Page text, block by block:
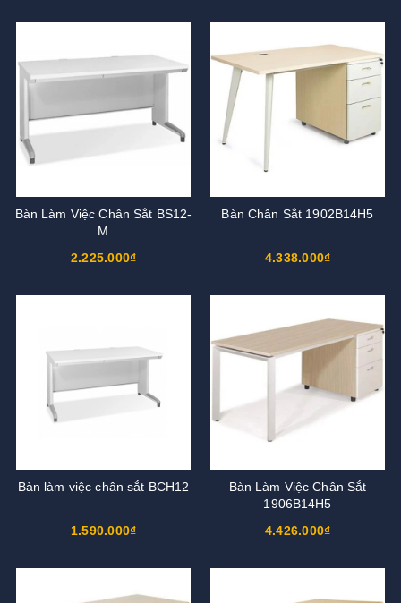
Bàn Làm Việc Chân Sắt BS12-
M
2.225.000₫
Bàn Chân Sắt 1902B14H5
4.338.000₫
Bàn làm việc chân sắt BCH12
1.590.000₫
Bàn Làm Việc Chân Sắt
1906B14H5
4.426.000₫